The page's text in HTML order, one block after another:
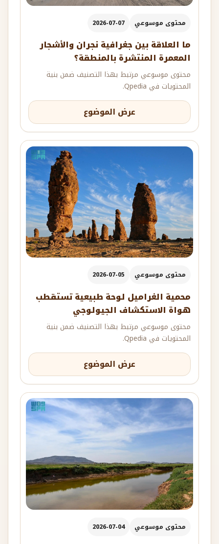
محتوى موسوعي 2026-07-07
ما العلاقة بين جغرافية نجران والأشجار
المعمرة المنتشرة بالمنطقة؟
محتوى موسوعي مرتبط بهذا التصنيف ضمن بنية
المحتويات في Qpedia.
عرض الموضوع
محتوى موسوعي 2026-07-05
محمية الغراميل لوحة طبيعية تستقطب
هواة الاستكشاف الجيولوجي
محتوى موسوعي مرتبط بهذا التصنيف ضمن بنية
المحتويات في Qpedia.
عرض الموضوع
محتوى موسوعي 2026-07-04